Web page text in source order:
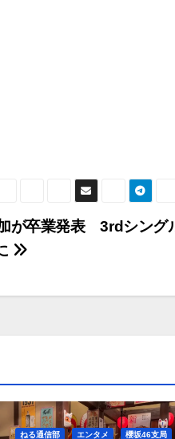
が卒業発表 3rdシング
ねる通信部 エンタメ 櫻坂46支局